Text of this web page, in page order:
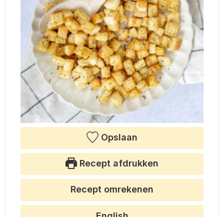
Opslaan
Recept afdrukken
Recept omrekenen